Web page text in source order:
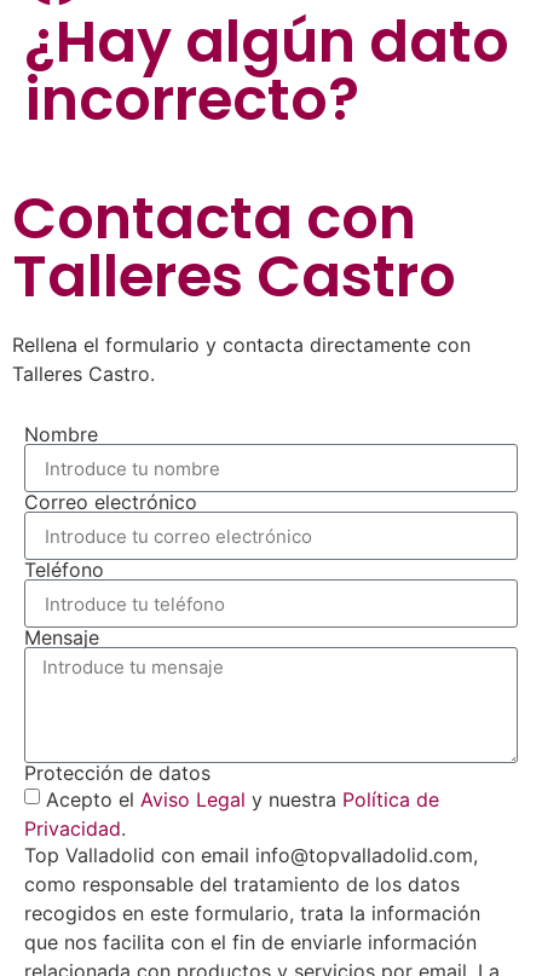
¿Hay algún dato
incorrecto?
Contacta con
Talleres Castro
Rellena el formulario y contacta directamente con
Talleres Castro.
Nombre
Correo electrónico
Teléfono
Mensaje
Protección de datos
Acepto el Aviso Legal y nuestra Política de
Privacidad.
Top Valladolid con email info@topvalladolid.com,
como responsable del tratamiento de los datos
recogidos en este formulario, trata la información
que nos facilita con el fin de enviarle información